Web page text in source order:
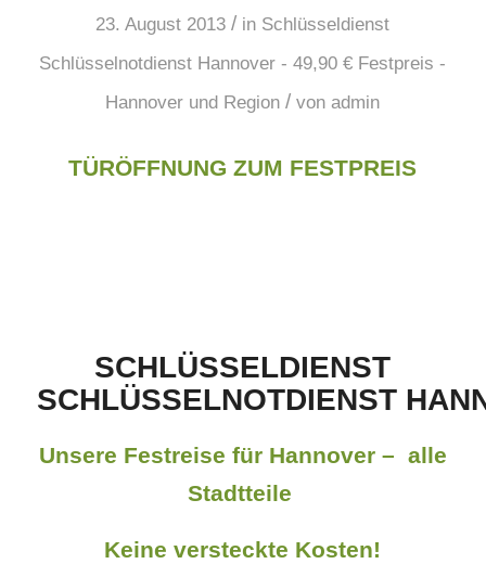
23. August 2013 / in Schlüsseldienst
Schlüsselnotdienst Hannover - 49,90 € Festpreis -
Hannover und Region / vonadmin
TÜRÖFFNUNG ZUM FESTPREIS
SCHLÜSSELDIENST
SCHLÜSSELNOTDIENST
Unsere Festreise für Hannover – alle
Stadtteile
Keine versteckte Kosten!